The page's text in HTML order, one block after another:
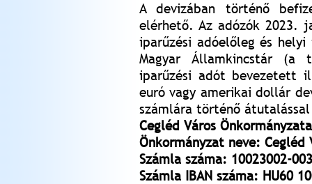
A devizában történő
elérhető. Az adózók 2023.
iparűzési adóelőleg és
Magyar Államkincstár (a
iparűzési adót bevezetett
euró vagy amerikai dollár
számlára történő
Cegléd Város
Önkormányzat neve: Cegléd
Számla száma: 10023002-
Számla IBAN száma: HU60